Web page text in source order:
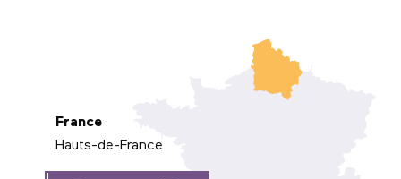
France
Hauts-de-France